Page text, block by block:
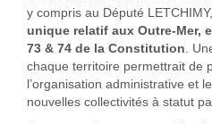
y compris au Député LETCHIMY,
unique relatif aux Outre-Mer,
73 & 74 de la Constitution .
chaque territoire permettrait de
l’organisation administrative et
nouvelles collectivités à statut